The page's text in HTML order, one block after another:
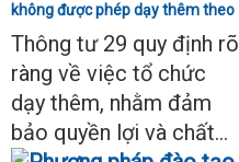
không được phép dạy thêm theo
Thông tư 29
Thông tư 29 quy định rõ
ràng về việc tổ chức
dạy thêm, nhằm đảm
bảo quyền lợi và chất...